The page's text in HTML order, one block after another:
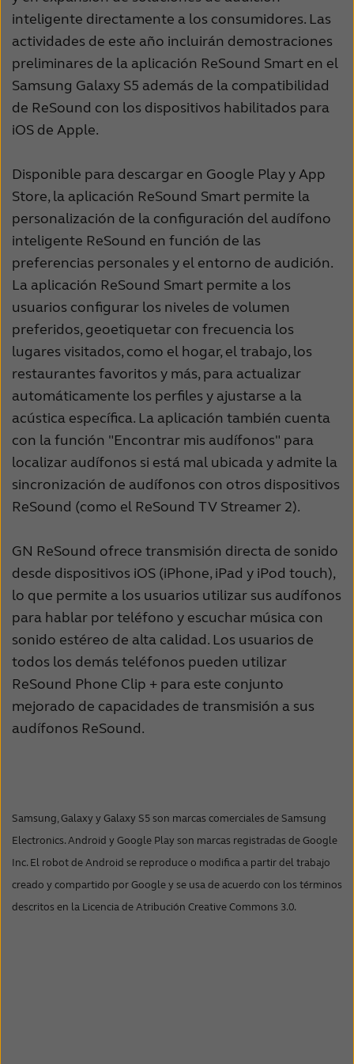
Schweiz Suisse
Suomi Sverige
Türkçe United Kingdom
United States
inteligente directamente a los consumidores. Las
actividades de este año incluirán demostraciones
preliminares de la aplicación ReSound Smart en el
Samsung Galaxy S5 además de la compatibilidad
de ReSound con los dispositivos habilitados para
iOS de Apple.
Disponible para descargar en Google Play y App
Store, la aplicación ReSound Smart permite la
personalización de la configuración del audífono
inteligente ReSound en función de las
preferencias personales y el entorno de audición.
La aplicación ReSound Smart permite a los
usuarios configurar los niveles de volumen
preferidos, geoetiquetar con frecuencia los
lugares visitados, como el hogar, el trabajo, los
restaurantes favoritos y más, para actualizar
automáticamente los perfiles y ajustarse a la
acústica específica. La aplicación también cuenta
con la función "Encontrar mis audífonos" para
localizar audífonos si está mal ubicada y admite la
sincronización de audífonos con otros dispositivos
ReSound (como el ReSound TV Streamer 2).
GN ReSound ofrece transmisión directa de sonido
desde dispositivos iOS (iPhone, iPad y iPod touch),
lo que permite a los usuarios utilizar sus audífonos
para hablar por teléfono y escuchar música con
sonido estéreo de alta calidad. Los usuarios de
todos los demás teléfonos pueden utilizar
ReSound Phone Clip + para este conjunto
mejorado de capacidades de transmisión a sus
audífonos ReSound.
Samsung, Galaxy y Galaxy S5 son marcas comerciales de Samsung
Electronics. Android y Google Play son marcas registradas de Google
Inc. El robot de Android se reproduce o modifica a partir del trabajo
creado y compartido por Google y se usa de acuerdo con los términos
descritos en la Licencia de Atribución Creative Commons 3.0.